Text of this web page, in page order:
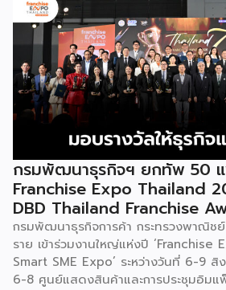
กรมพัฒนาธุรกิจฯ ยกทัพ 50 แ
Franchise Expo Thailand
DBD Thailand Franchise
กรมพัฒนาธุรกิจการค้า กระทรวงพาณิช
ราย เข้าร่วมงานใหญ่แห่งปี ‘Franchise
Smart SME Expo’ ระหว่างวันที่ 6-9
6-8 ศูนย์แสดงสินค้าและการประชุมอิมแ